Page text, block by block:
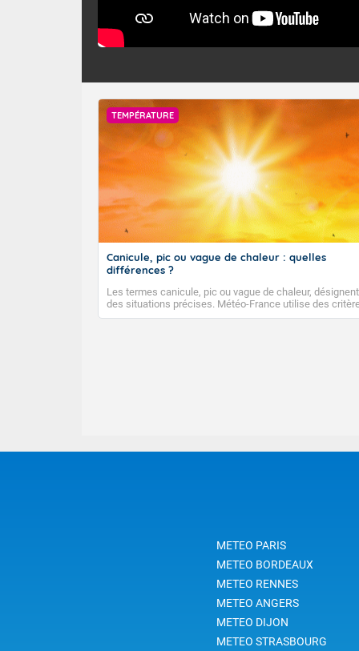
TEMPÉRATURE
Canicule, pic ou vague de chaleur : quelles
différences ?
Les termes canicule, pic ou vague de chaleur, désignent
des situations précises. Météo-France utilise des
climatologiques pour évaluer et qualifier les épisodes de
METEO PARIS
METEO BORDEAUX
METEO RENNES
METEO ANGERS
METEO DIJON
METEO STRASBOURG